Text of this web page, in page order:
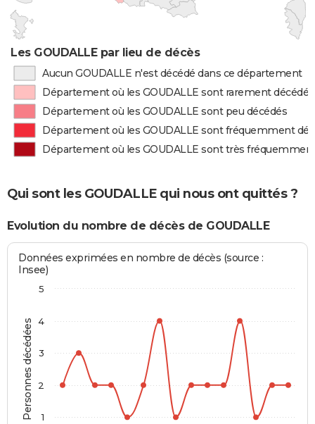
Les GOUDALLE par lieu de décès
Aucun GOUDALLE n'est décédé dans ce département
Département où les GOUDALLE sont rarement décédés
Département où les GOUDALLE sont peu décédés
Département où les GOUDALLE sont fréquemment
Département où les GOUDALLE sont très
Qui sont les GOUDALLE qui nous ont quittés ?
Evolution du nombre de décès de GOUDALLE
Personnes décédées
Données exprimées en nombre de décès (source :
Insee)
1
2
3
4
5